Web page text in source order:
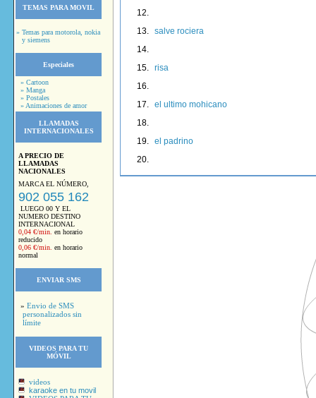
TEMAS PARA MOVIL
» Temas para motorola, nokia
y siemens
Especiales
» Cartoon
» Manga
» Postales
» Animaciones de amor
LLAMADAS
INTERNACIONALES
A PRECIO DE
LLAMADAS
NACIONALES
MARCA EL NÚMERO,
902 055 162
LUEGO 00 Y EL
NUMERO DESTINO
INTERNACIONAL
0,04 €/min. en horario
reducido
0,06 €/min. en horario
normal
ENVIAR SMS
» Envio de SMS
personalizados sin
límite
VIDEOS PARA TU
MÓVIL
videos
karaoke en tu movil
salve rociera
risa
el ultimo mohicano
el padrino